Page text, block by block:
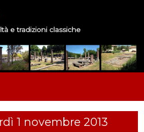
e tradizioni classiche
1 novembre 2013